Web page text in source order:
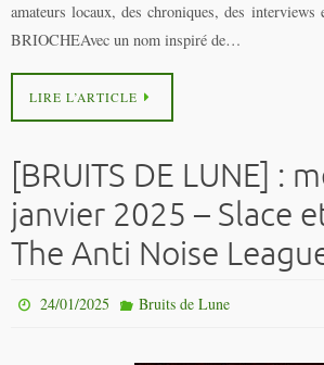
amateurs locaux, des chroniques, des
BRIOCHEAvec un nom inspiré de…
LIRE L’ARTICLE
[BRUITS DE LUNE] :
janvier 2025 – Slace
The Anti Noise
24/01/2025 Bruits de Lune